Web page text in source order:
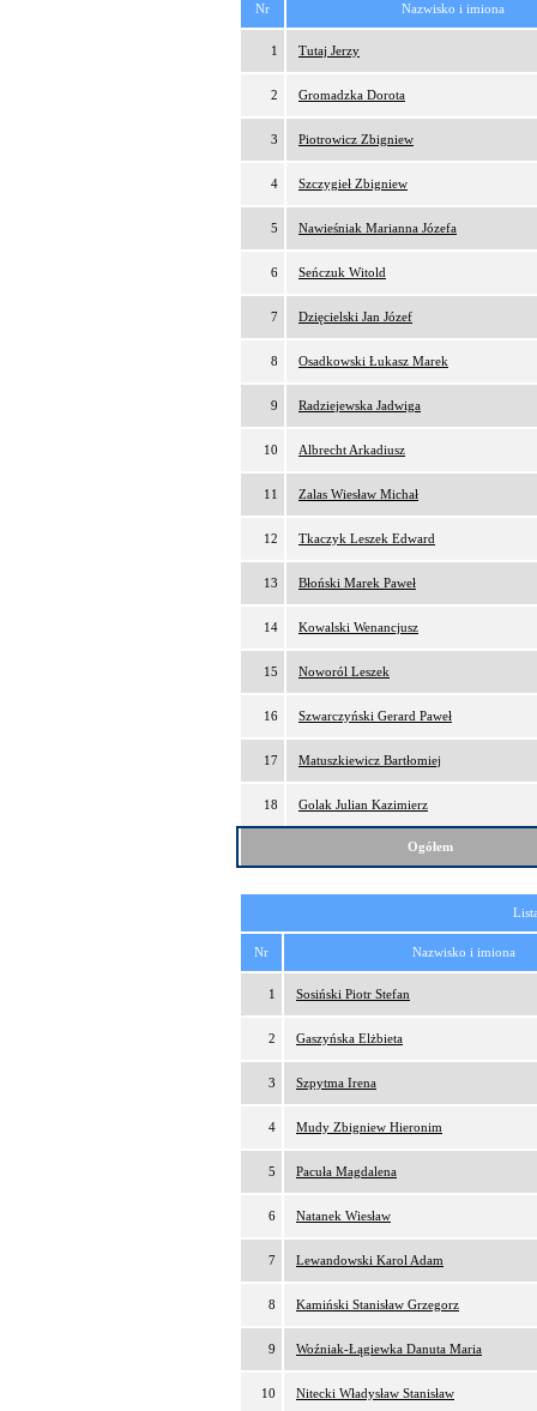
Nr Nazwisko i imiona
1 Tutaj Jerzy
2 Gromadzka Dorota
3 Piotrowicz Zbigniew
4 Szczygieł Zbigniew
5 Nawieśniak Marianna Józefa
6 Seńczuk Witold
7 Dzięcielski Jan Józef
8 Osadkowski Łukasz Marek
9 Radziejewska Jadwiga
10 Albrecht Arkadiusz
11 Zalas Wiesław Michał
12 Tkaczyk Leszek Edward
13 Błoński Marek Paweł
14 Kowalski Wenancjusz
15 Noworól Leszek
16 Szwarczyński Gerard Paweł
17 Matuszkiewicz Bartłomiej
18 Golak Julian Kazimierz
Ogółem
Nr Nazwisko i imiona
1 Sosiński Piotr Stefan
2 Gaszyńska Elżbieta
3 Szpytma Irena
4 Mudy Zbigniew Hieronim
5 Pacuła Magdalena
6 Natanek Wiesław
7 Lewandowski Karol Adam
8 Kamiński Stanisław Grzegorz
9 Woźniak-Łągiewka Danuta Maria
10 Nitecki Władysław Stanisław